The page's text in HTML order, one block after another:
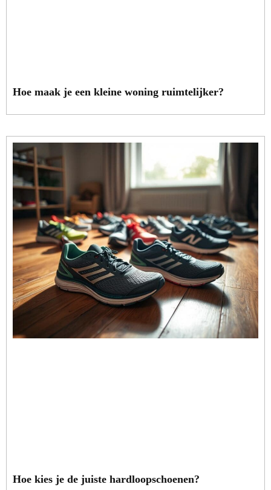
Hoe maak je een kleine woning ruimtelijker?
Hoe kies je de juiste hardloopschoenen?